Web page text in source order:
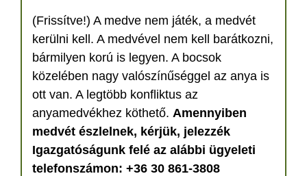
(Frissítve!) A medve nem játék, a medvét
kerülni kell. A medvével nem kell barátkozni,
bármilyen korú is legyen. A bocsok
közelében nagy valószínűséggel az anya is
ott van. A legtöbb konfliktus az
anyamedvékhez köthető. Amennyiben
medvét észlelnek, kérjük, jelezzék
Igazgatóságunk felé az alábbi ügyeleti
telefonszámon: +36 30 861-3808